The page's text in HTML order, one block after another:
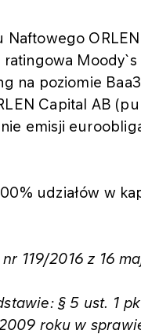
Moody`s
na poziomie
Capital AB
emisji
udziałów w
119/2016 z 16
§ 5 ust. 1
roku w